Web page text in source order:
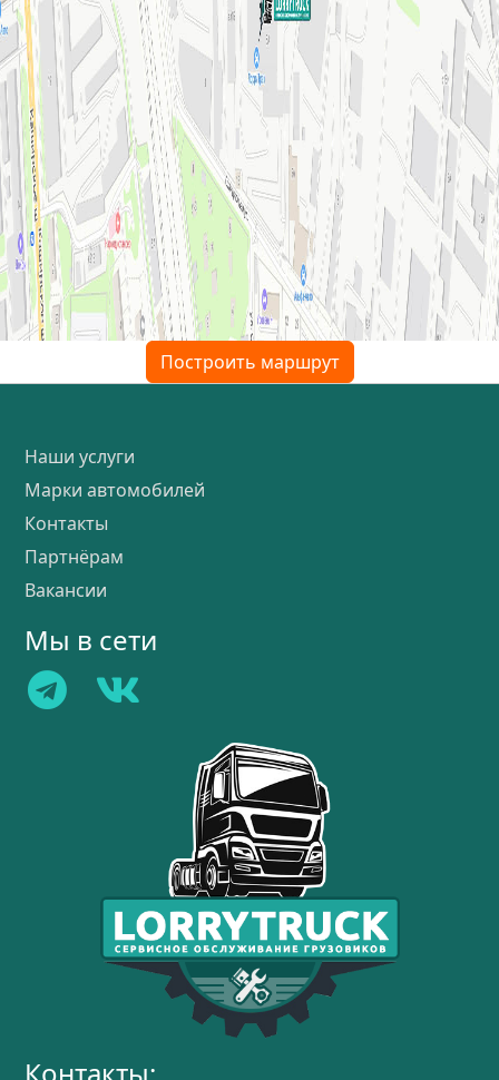
Построить маршрут
Наши услуги
Марки автомобилей
Контакты
Партнёрам
Вакансии
Мы в сети